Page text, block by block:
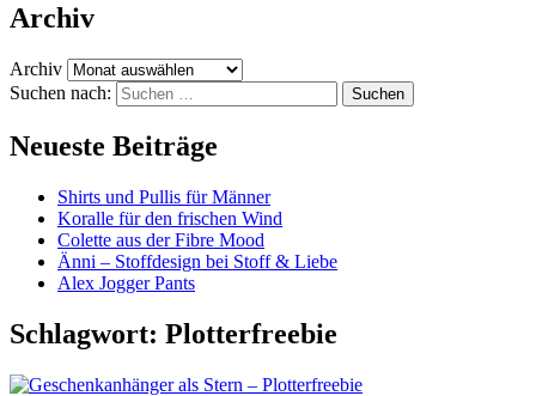
Archiv
Archiv
Suchen nach:
Neueste Beiträge
Shirts und Pullis für Männer
Koralle für den frischen Wind
Colette aus der Fibre Mood
Änni – Stoffdesign bei Stoff & Liebe
Alex Jogger Pants
Schlagwort: Plotterfreebie